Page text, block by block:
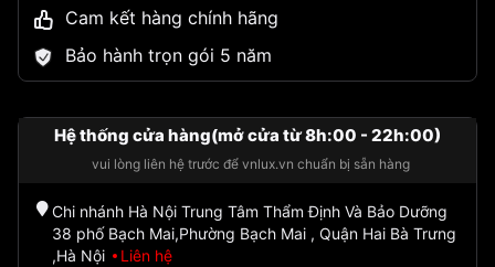
Cam kết hàng chính hãng
Bảo hành trọn gói 5 năm
Hệ thống cửa hàng(mở cửa từ 8h:00 - 22h:00)
vui lòng liên hệ trước để vnlux.vn chuẩn bị sẵn hàng
Chi nhánh Hà Nội Trung Tâm Thẩm Định Và Bảo Dưỡng
38 phố Bạch Mai,Phường Bạch Mai , Quận Hai Bà Trưng
,Hà Nội
Liên hệ